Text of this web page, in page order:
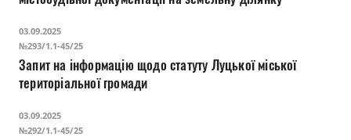
03.09.2025
№293/1.1-45/25
Запит на інформацію щодо статуту Луцької міської
територіальної громади
03.09.2025
№292/1.1-45/25